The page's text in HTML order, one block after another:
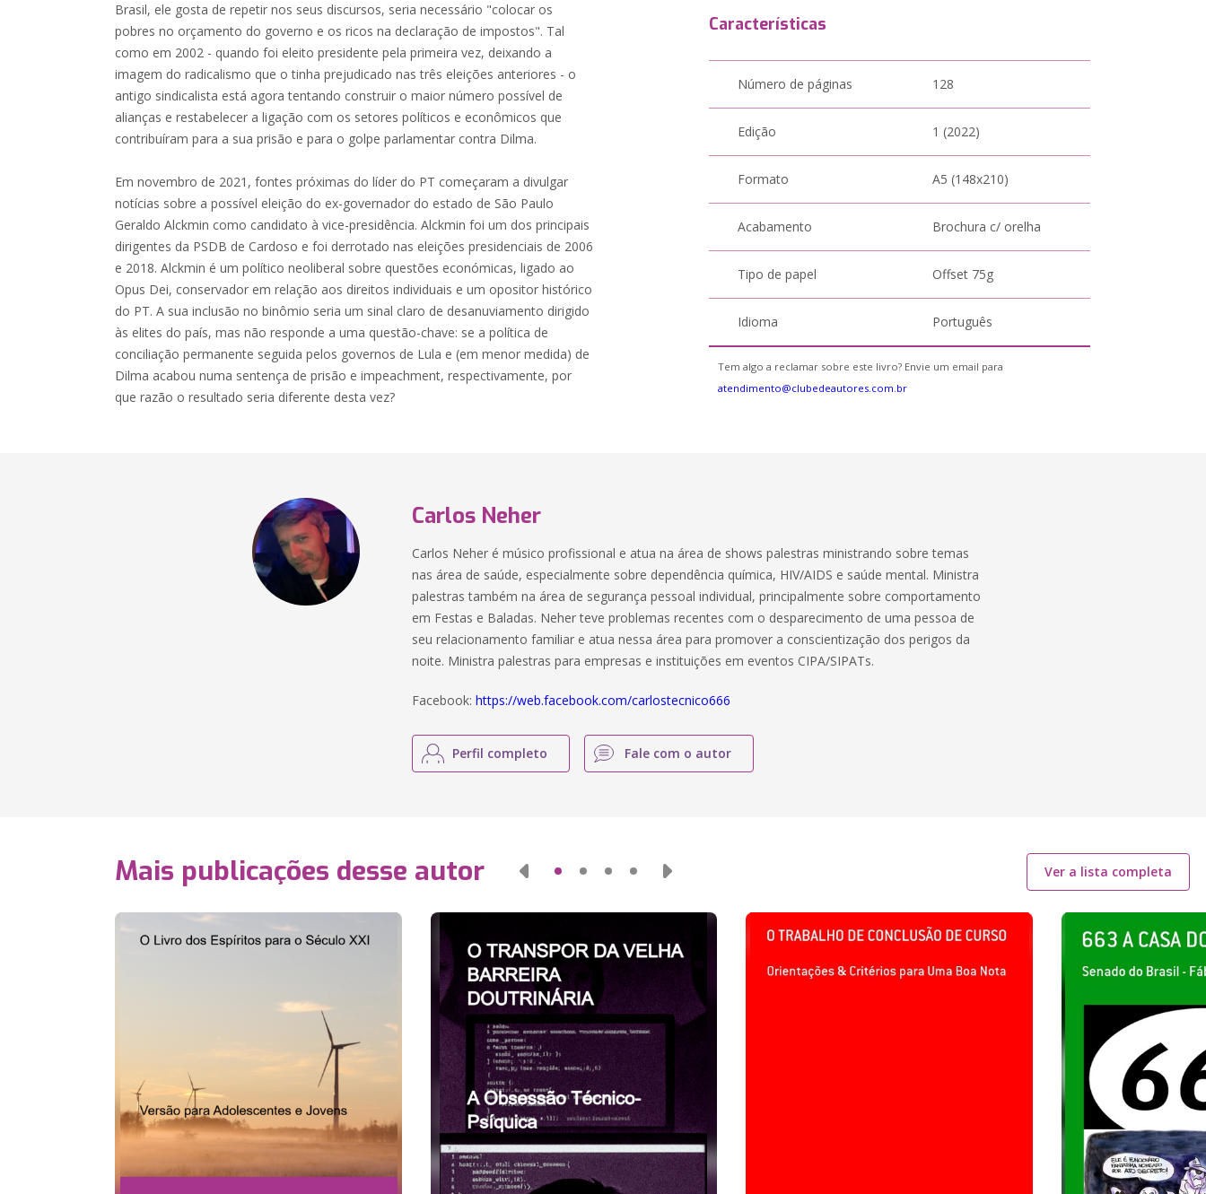
Brasil, ele gosta de repetir nos seus discursos, seria necessário "colocar os
pobres no orçamento do governo e os ricos na declaração de impostos". Tal
como em 2002 - quando foi eleito presidente pela primeira vez, deixando a
imagem do radicalismo que o tinha prejudicado nas três eleições anteriores - o
antigo sindicalista está agora tentando construir o maior número possível de
alianças e restabelecer a ligação com os setores políticos e econômicos que
contribuíram para a sua prisão e para o golpe parlamentar contra Dilma.
Em novembro de 2021, fontes próximas do líder do PT começaram a divulgar
notícias sobre a possível eleição do ex-governador do estado de São Paulo
Geraldo Alckmin como candidato à vice-presidência. Alckmin foi um dos principais
dirigentes da PSDB de Cardoso e foi derrotado nas eleições presidenciais de 2006
e 2018. Alckmin é um político neoliberal sobre questões económicas, ligado ao
Opus Dei, conservador em relação aos direitos individuais e um opositor histórico
do PT. A sua inclusão no binômio seria um sinal claro de desanuviamento dirigido
às elites do país, mas não responde a uma questão-chave: se a política de
conciliação permanente seguida pelos governos de Lula e (em menor medida) de
Dilma acabou numa sentença de prisão e impeachment, respectivamente, por
que razão o resultado seria diferente desta vez?
Características
Número de páginas 128
Edição 1 (2022)
Formato A5 (148x210)
Acabamento Brochura c/ orelha
Tipo de papel Offset 75g
Idioma Português
Tem algo a reclamar sobre este livro? Envie um email para
atendimento@clubedeautores.com.br
Carlos Neher
Carlos Neher é músico profissional e atua na área de shows palestras ministrando sobre temas
nas área de saúde, especialmente sobre dependência química, HIV/AIDS e saúde mental. Ministra
palestras também na área de segurança pessoal individual, principalmente sobre comportamento
em Festas e Baladas. Neher teve problemas recentes com o desparecimento de uma pessoa de
seu relacionamento familiar e atua nessa área para promover a conscientização dos perigos da
noite. Ministra palestras para empresas e instituições em eventos CIPA/SIPATs.
Facebook:https://web.facebook.com/carlostecnico666
Perfil completo Fale com o autor
Mais publicações desse autor Ver a lista completa